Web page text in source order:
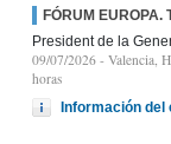
FÓRUM
President de la
09/07/2026 - Valencia,
horas
Información del